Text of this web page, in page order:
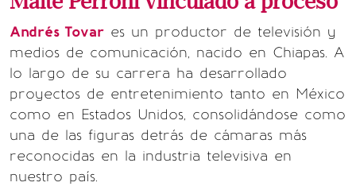
Andrés Tovar es un productor de televisión y
medios de comunicación, nacido en Chiapas. A
lo largo de su carrera ha desarrollado
proyectos de entretenimiento tanto en México
como en Estados Unidos, consolidándose como
una de las figuras detrás de cámaras más
reconocidas en la industria televisiva en
nuestro país.